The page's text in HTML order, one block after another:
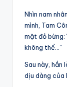
Nhìn nam
mình, Tam
mặt đỏ bừng:
không thể…”
Sau này, hắn
dịu dàng của